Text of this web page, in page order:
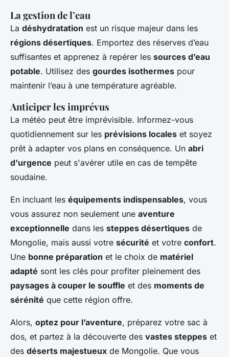
La gestion de l’eau
La déshydratation est un risque majeur dans les
régions désertiques. Emportez des réserves d’eau
suffisantes et apprenez à repérer les sources d’eau
potable. Utilisez des gourdes isothermes pour
maintenir l’eau à une température agréable.
Anticiper les imprévus
La météo peut être imprévisible. Informez-vous
quotidiennement sur les prévisions locales et soyez
prêt à adapter vos plans en conséquence. Un abri
d'urgence peut s'avérer utile en cas de tempête
soudaine.
En incluant les équipements indispensables, vous
vous assurez non seulement une aventure
exceptionnelle dans les steppes désertiques de
Mongolie, mais aussi votre sécurité et votre confort.
Une bonne préparation et le choix de matériel
adapté sont les clés pour profiter pleinement des
paysages à couper le souffle et des moments de
sérénité que cette région offre.
Alors, optez pour l’aventure, préparez votre sac à
dos, et partez à la découverte des vastes steppes et
des déserts majestueux de Mongolie. Que vous